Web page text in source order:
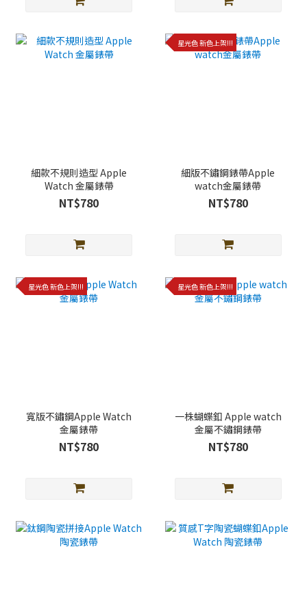
細款不規則造型 Apple
Watch 金屬錶帶
NT$780
星光色 新色上架!!!
細版不鏽鋼錶帶Apple
watch金屬錶帶
NT$780
星光色 新色上架!!!
寬版不鏽鋼Apple Watch
金屬錶帶
NT$780
星光色 新色上架!!!
一株蝴蝶釦 Apple watch
金屬不鏽鋼錶帶
NT$780